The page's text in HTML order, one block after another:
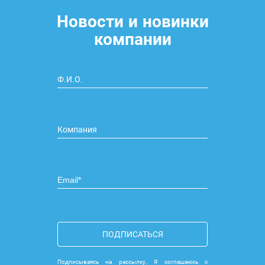
Новости и новинки
компании
ПОДПИСАТЬСЯ
Подписываясь на рассылку, Я соглашаюсь с